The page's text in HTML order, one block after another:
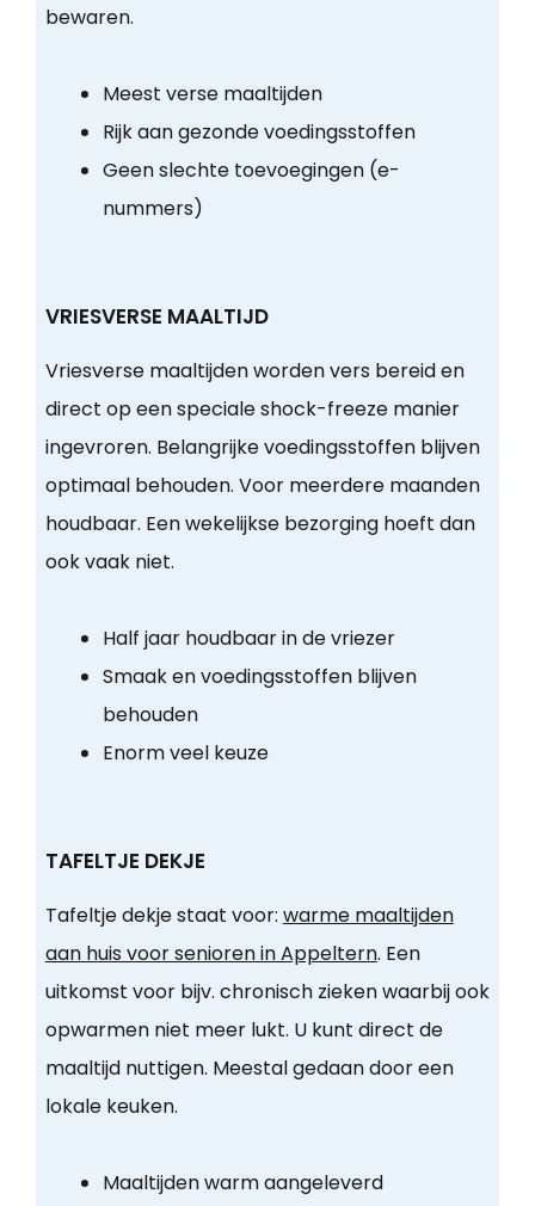
bewaren.
Meest verse maaltijden
Rijk aan gezonde voedingsstoffen
Geen slechte toevoegingen (e-
nummers)
VRIESVERSE MAALTIJD
Vriesverse maaltijden worden vers bereid en
direct op een speciale shock-freeze manier
ingevroren. Belangrijke voedingsstoffen blijven
optimaal behouden. Voor meerdere maanden
houdbaar. Een wekelijkse bezorging hoeft dan
ook vaak niet.
Half jaar houdbaar in de vriezer
Smaak en voedingsstoffen blijven
behouden
Enorm veel keuze
TAFELTJE DEKJE
Tafeltje dekje staat voor: warme maaltijden
aan huis voor senioren in Appeltern. Een
uitkomst voor bijv. chronisch zieken waarbij ook
opwarmen niet meer lukt. U kunt direct de
maaltijd nuttigen. Meestal gedaan door een
lokale keuken.
Maaltijden warm aangeleverd